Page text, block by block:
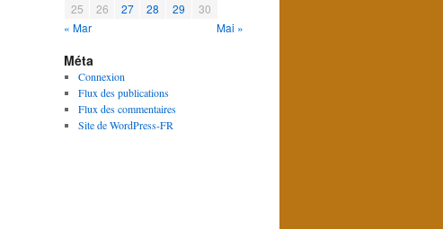
25
26 27 28 29
30
« Mar
Mai »
Méta
Connexion
Flux des publications
Flux des commentaires
Site de WordPress-FR